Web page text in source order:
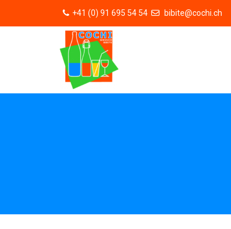
+41 (0) 91 695 54 54 bibite@cochi.ch